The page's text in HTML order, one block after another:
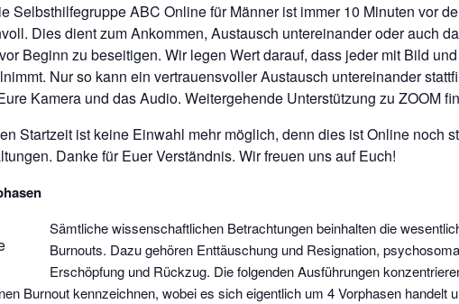
Selbsthilfegruppe ABC Online für Männer ist immer 10 Minuten vor
Dies dient zum Ankommen, Austausch untereinander oder auch
Beginn zu beseitigen. Wir legen Wert darauf, dass jeder mit Bild
Nur so kann ein vertrauensvoller Austausch untereinander
Kamera und das Audio. Weitergehende Unterstützung zu ZOOM
Startzeit ist keine Einwahl mehr möglich, denn dies ist Online noch
Danke für Euer Verständnis. Wir freuen uns auf Euch!
Sämtliche wissenschaftlichen Betrachtungen beinhalten die
Burnouts. Dazu gehören Enttäuschung und Resignation,
Erschöpfung und Rückzug. Die folgenden Ausführungen
Burnout kennzeichnen, wobei es sich eigentlich um 4 Vorphasen handelt